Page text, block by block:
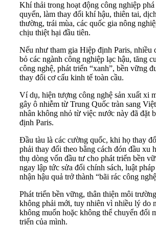
Khí thải trong hoạt động công nghiệp
quyển, làm thay đổi khí hậu, thiên tai,
thường, trái mùa, các quốc gia nông
chịu thiệt hại đầu tiên.
Nếu như tham gia Hiệp định Paris, nhiều
bỏ các ngành công nghiệp lạc hậu, tăng
công nghệ, phát triển “xanh”, bền vững
thay đổi cơ cấu kinh tế toàn cầu.
Ví dụ, hiện tượng công nghệ sản xuất xi
gây ô nhiễm từ Trung Quốc tràn sang
nhân không nhỏ từ việc nước này đã đặt
định Paris.
Đầu tàu là các cường quốc, khi họ thay
phải thay đổi theo bằng cách đón đầu xu
thụ dòng vốn đầu tư cho phát triển bền
ngay lập tức sửa đổi chính sách, luật
nhận hậu quả trở thành “bãi rác công
Phát triển bền vững, thân thiện môi
không phải mới, tuy nhiên vì nhiều lý do
không muốn hoặc không thể chuyển đổi
triển của mình.